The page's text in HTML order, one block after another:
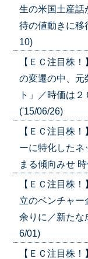
生の米国土産話
待の値動きに移
10)
【ＥＣ注目株
の変遷の中、元
ト」／時価は
('15/06/26)
【ＥＣ注目株
ーに特化したネ
まる傾向みせ
【ＥＣ注目株
立のベンチャー
余りに／新たな
6/01)
【ＥＣ注目株